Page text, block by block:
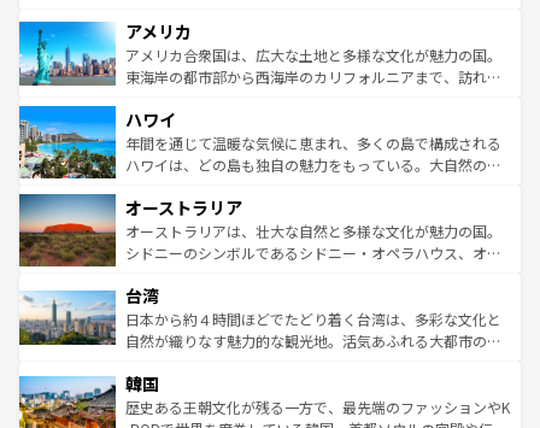
ンツ一覧を参照してほしい。
の建物がそのまま残る町や、スイスならではのユニークな
博物館もあり、アルプス観光だけでなく町歩きも満喫する
ことができる。国民の所得が高いため物価も高いが、旅行
ば市内交通費無料で観光を楽しむこともできる。 なお、新
着のスイス情報はコンテンツ一覧 を参照してほしい。
アメリカ
アメリカ合衆国は、広大な土地と多様な文化が魅力の国。
東海岸の都市部から西海岸のカリフォルニアまで、訪れる
のような巨大都市は、観光、ショッピング、エンターテイ
ンメントが詰まった刺激的なスポットだ。一方、アメリカ
西部には大自然が広がり、グランドキャニオンやイエロー
部のニューオーリンズでは、音楽と美食が融合した独特の
文化が魅力。旅行者はアメリカの各地域で異なる魅力を楽
しみながら、その多様性と豊かな歴史を感じることができ
ならではの贅沢な旅のスタイルだ。 なお、新着のアメリカ
情報はコンテンツ一覧を参照してほしい。
ハワイ
年間を通じて温暖な気候に恵まれ、多くの島で構成される
ハワイは、どの島も独自の魅力をもっている。大自然の神
ワイ島は見逃せない。また、定番の観光地といえばオアフ
島だが、静かな自然を求めるならマウイ島やカウアイ島が
おすすめ。エメラルドグリーンに輝く海をはじめ、豊かな
れるおもてなしの心で訪れる人々を迎えてくれるハワイの
人々、おいしいローカルフードやハワイアンミュージッ
ク、伝統的なフラダンスなど、すべてがハワイの魅力を彩
ワイを、存分に味わってほしい。 なお、新着のハワイ情報
はコンテンツ一覧を参照してほしい。
オーストラリア
オーストラリアは、壮大な自然と多様な文化が魅力の国。
シドニーのシンボルであるシドニー・オペラハウス、オー
リアリーフや大陸中央部にそびえるウルル（エアーズロッ
ク）、タスマニアの美しい原生林やケアンズの熱帯雨林な
ど、見どころがたくさん。また、カフェやワイン、オージ
いる。アクティビティも充実しており、サーフィンやダイ
ビング、ハイキングなど、アウトドア好きにはたまらな
台湾
日本から約４時間ほどでたどり着く台湾は、多彩な文化と
自然が織りなす魅力的な観光地。活気あふれる大都市の台
ン）、静ひつな山岳地帯である台湾東部など、都市の喧騒
と山間の静けさが共存しており、訪れる人に新しい発見と
韓国
歴史ある王朝文化が残る一方で、最先端のファッションやK